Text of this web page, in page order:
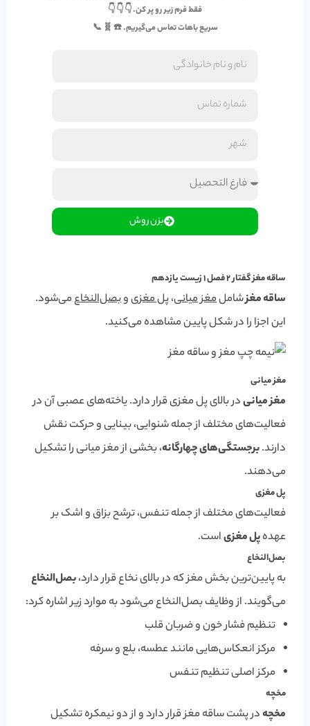
فقط فرم زیر رو پر کن. 👇 👇 👇
سریع باهات تماس می‌گیریم. ☎️ 🧬 📞
بزن روش
ساقه مغز گفتار 2 فصل 1 زیست یازدهم
ساقه مغزشاملمغز میانی،پل مغزیوبصل‌النخاعمی‌شود.
این اجزا را در شکل پایین مشاهده می‌کنید.
مغز میانی
مغز میانیدر بالای پل مغزی قرار دارد. یاخته‌های عصبی آن در
فعالیت‌های مختلف از جمله شنوایی، بینایی و حرکت نقش
دارند.برجستگی‌های چهارگانه، بخشی از مغز میانی را تشکیل
می‌دهند.
پل مغزی
فعالیت‌های مختلف از جمله تنفس، ترشح بزاق و اشک بر
عهدهپل مغزیاست.
بصل‌النخاع
به پایین‌ترین بخش مغز که در بالای نخاع قرار دارد،بصل‌النخاع
می‌گویند. از وظایف بصل‌النخاع می‌شود به موارد زیر اشاره کرد:
تنظیم فشار خون و ضربان قلب
مرکز انعکاس‌هایی مانند عطسه، بلع و سرفه
مرکز اصلی تنظیم تنفس
مخچه
مخچه در پشت ساقه مغز قرار دارد و از دو نیمکره تشکیل